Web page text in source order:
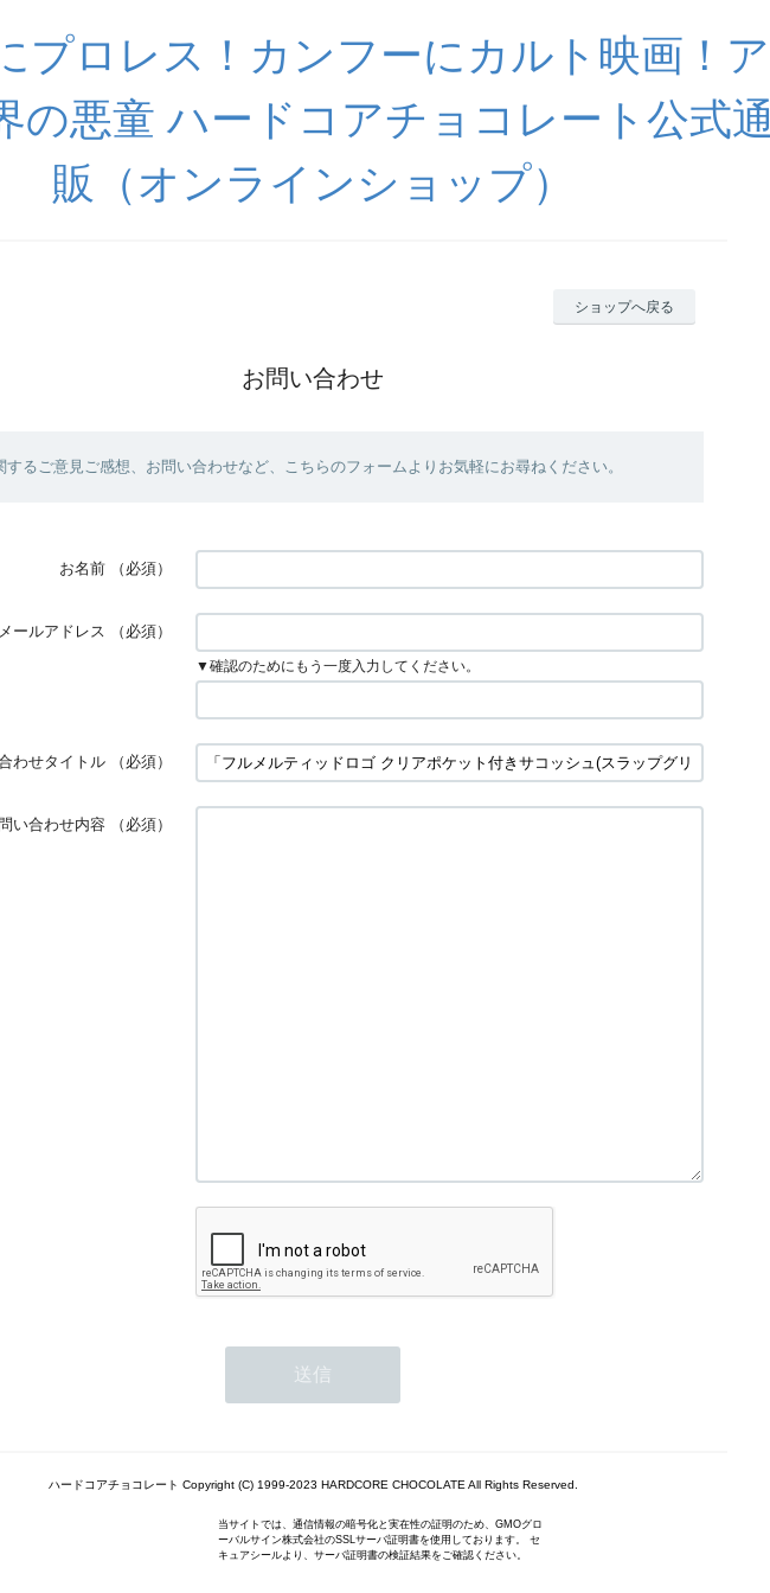
プロレス！カンフーにカルト映画！ア
の悪童 ハードコアチョコレート公式通
販（オンラインショップ）
ショップへ戻る
お問い合わせ
するご意見ご感想、お問い合わせなど、こちらのフォームよりお気軽にお尋ねください。
お名前 （必須）
メールアドレス （必須）
▼確認のためにもう一度入力してください。
わせタイトル （必須）
い合わせ内容 （必須）
ハードコアチョコレート Copyright (C) 1999-2023 HARDCORE CHOCOLATE All Rights Reserved.
当サイトでは、通信情報の暗号化と実在性の証明のため、GMOグロ
ーバルサイン株式会社のSSLサーバ証明書を使用しております。 セ
キュアシールより、サーバ証明書の検証結果をご確認ください。